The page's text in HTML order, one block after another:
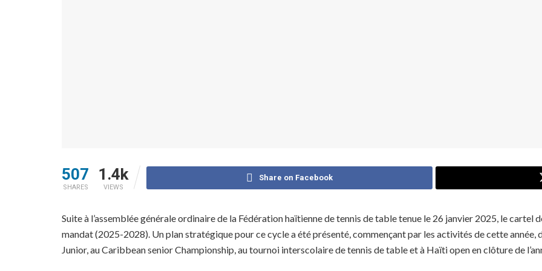
507
SHARES
1.4k
VIEWS
Share on Facebook
Suite à l’assemblée générale ordinaire de la Fédération haïtienne de tennis de table tenue le 26 janvier 2025, le cartel
mandat (2025-2028). Un plan stratégique pour ce cycle a été présenté, commençant par les activités de cette
Junior, au Caribbean senior Championship, au tournoi interscolaire de tennis de table et à Haïti open en clôture de